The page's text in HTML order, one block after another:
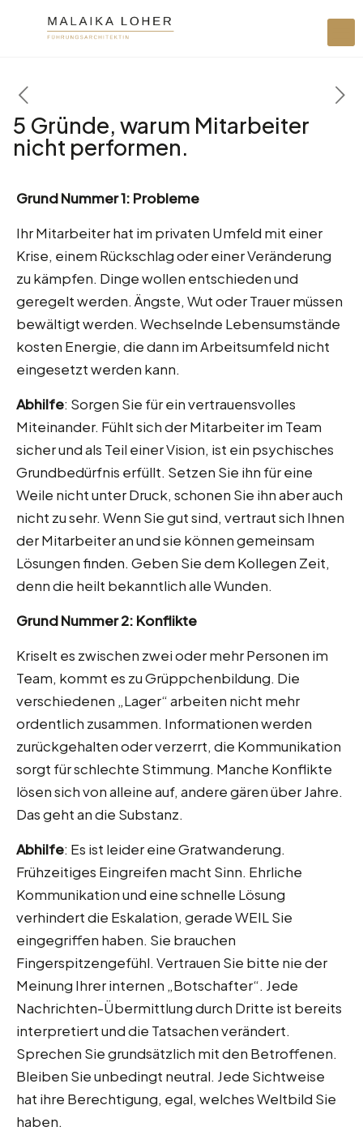
5 Gründe, warum Mitarbeiter
nicht performen.
Grund Nummer 1: Probleme
Ihr Mitarbeiter hat im privaten Umfeld mit einer
Krise, einem Rückschlag oder einer Veränderung
zu kämpfen. Dinge wollen entschieden und
geregelt werden. Ängste, Wut oder Trauer müssen
bewältigt werden. Wechselnde Lebensumstände
kosten Energie, die dann im Arbeitsumfeld nicht
eingesetzt werden kann.
Abhilfe: Sorgen Sie für ein vertrauensvolles
Miteinander. Fühlt sich der Mitarbeiter im Team
sicher und als Teil einer Vision, ist ein psychisches
Grundbedürfnis erfüllt. Setzen Sie ihn für eine
Weile nicht unter Druck, schonen Sie ihn aber auch
nicht zu sehr. Wenn Sie gut sind, vertraut sich Ihnen
der Mitarbeiter an und sie können gemeinsam
Lösungen finden. Geben Sie dem Kollegen Zeit,
denn die heilt bekanntlich alle Wunden.
Grund Nummer 2: Konflikte
Kriselt es zwischen zwei oder mehr Personen im
Team, kommt es zu Grüppchenbildung. Die
verschiedenen „Lager“ arbeiten nicht mehr
ordentlich zusammen. Informationen werden
zurückgehalten oder verzerrt, die Kommunikation
sorgt für schlechte Stimmung. Manche Konflikte
lösen sich von alleine auf, andere gären über Jahre.
Das geht an die Substanz.
Abhilfe: Es ist leider eine Gratwanderung.
Frühzeitiges Eingreifen macht Sinn. Ehrliche
Kommunikation und eine schnelle Lösung
verhindert die Eskalation, gerade WEIL Sie
eingegriffen haben. Sie brauchen
Fingerspitzengefühl. Vertrauen Sie bitte nie der
Meinung Ihrer internen „Botschafter“. Jede
Nachrichten-Übermittlung durch Dritte ist bereits
interpretiert und die Tatsachen verändert.
Sprechen Sie grundsätzlich mit den Betroffenen.
Bleiben Sie unbedingt neutral. Jede Sichtweise
hat ihre Berechtigung, egal, welches Weltbild Sie
haben.